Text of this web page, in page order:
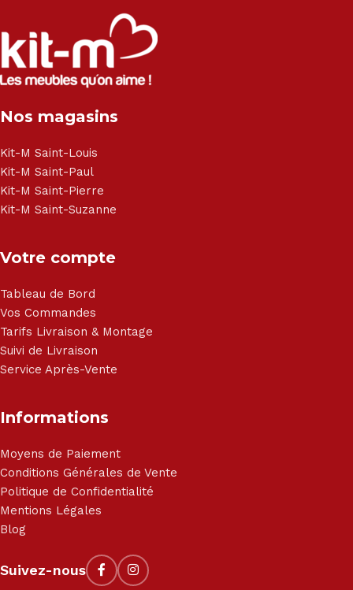
Salon angle - Salon convertible - Salon relax - Canapé -
Canapé lit - Cuisine sur-mesure - Fauteuil - Armoire - Table
et chaise - Meuble de salle de bain - Literie - Lit - Bureau -
Électroménager - Télévision led - Réfrigérateur -
- Matelas - Hifi Hitachi, LG, Sharp, Philips, Bosh, Moulinex,
Haier, Sony, Cecotec, Westpoint, Dyson.
Nos magasins
Kit-M Saint-Louis
Kit-M Saint-Paul
Kit-M Saint-Pierre
Kit-M Saint-Suzanne
Votre compte
Tableau de Bord
Vos Commandes
Tarifs Livraison & Montage
Suivi de Livraison
Service Après-Vente
Informations
Moyens de Paiement
Conditions Générales de Vente
Politique de Confidentialité
Mentions Légales
Blog
Suivez-nous